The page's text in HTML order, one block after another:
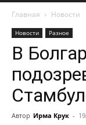
Главная Новости
Новости Разное
В
Автор Ирма Крук -